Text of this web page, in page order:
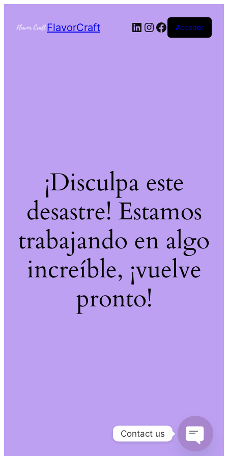
FlavorCraft Acceder
¡Disculpa este
desastre! Estamos
trabajando en algo
increíble, ¡vuelve
pronto!
Contact us